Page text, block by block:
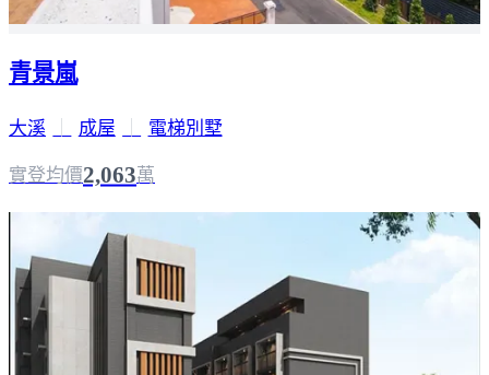
青景嵐
大溪 成屋 電梯別墅
實登均價2,063萬